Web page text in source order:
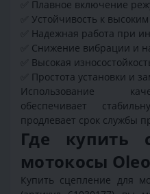
✅ Плавное включение
✅ Устойчивость к
✅ Надежная работа при
✅ Снижение вибрации и
✅ Высокая
✅ Простота установки и
Использование
обеспечивает
продлевает срок службы
Где купить
мотокосы
Купить сцепление для